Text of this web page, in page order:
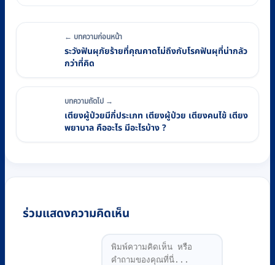
← บทความก่อนหน้า
ระวังฟันผุภัยร้ายที่คุณคาดไม่ถึงกับโรคฟันผุที่น่ากลัว
กว่าที่คิด
บทความถัดไป →
เตียงผู้ป่วยมีกี่ประเภท เตียงผู้ป่วย เตียงคนไข้ เตียง
พยาบาล คืออะไร มีอะไรบ้าง ?
ร่วมแสดงความคิดเห็น